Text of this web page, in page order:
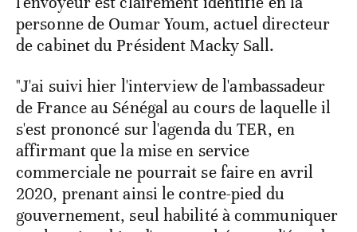
personne de Oumar Youm, actuel directeur
de cabinet du Président Macky Sall.
"J'ai suivi hier l'interview de l'ambassadeur
de France au Sénégal au cours de laquelle il
s'est prononcé sur l'agenda du TER, en
affirmant que la mise en service
commerciale ne pourrait se faire en avril
2020, prenant ainsi le contre-pied du
gouvernement, seul habilité à communiquer